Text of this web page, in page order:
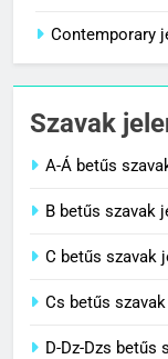
1
3
Contemporary
Szavak
A-Á betűs
B betűs szavak
C betűs szavak
Cs betűs
D-Dz-Dzs betűs